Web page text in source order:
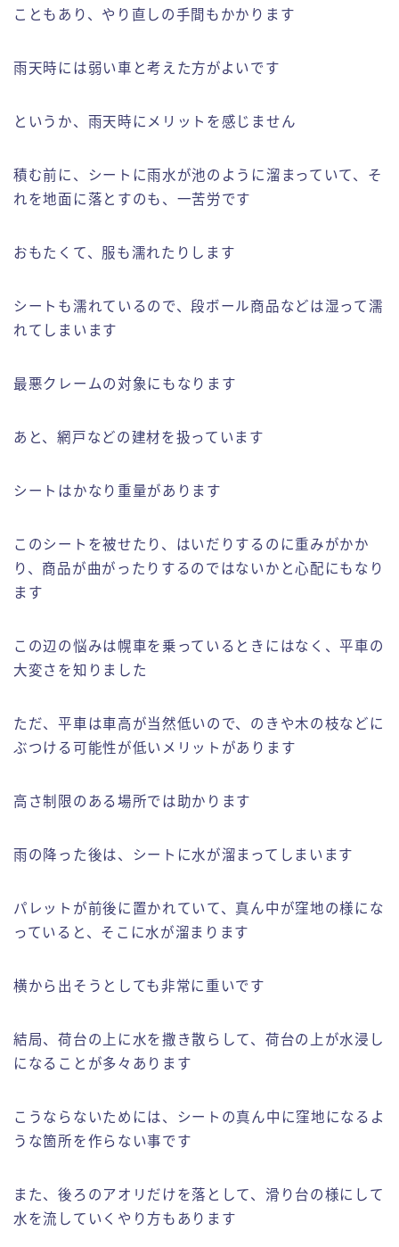
こともあり、やり直しの手間もかかります
雨天時には弱い車と考えた方がよいです
というか、雨天時にメリットを感じません
積む前に、シートに雨水が池のように溜まっていて、そ
れを地面に落とすのも、一苦労です
おもたくて、服も濡れたりします
シートも濡れているので、段ボール商品などは湿って濡
れてしまいます
最悪クレームの対象にもなります
あと、網戸などの建材を扱っています
シートはかなり重量があります
このシートを被せたり、はいだりするのに重みがかか
り、商品が曲がったりするのではないかと心配にもなり
ます
この辺の悩みは幌車を乗っているときにはなく、平車の
大変さを知りました
ただ、平車は車高が当然低いので、のきや木の枝などに
ぶつける可能性が低いメリットがあります
高さ制限のある場所では助かります
雨の降った後は、シートに水が溜まってしまいます
パレットが前後に置かれていて、真ん中が窪地の様にな
っていると、そこに水が溜まります
横から出そうとしても非常に重いです
結局、荷台の上に水を撒き散らして、荷台の上が水浸し
になることが多々あります
こうならないためには、シートの真ん中に窪地になるよ
うな箇所を作らない事です
また、後ろのアオリだけを落として、滑り台の様にして
水を流していくやり方もあります